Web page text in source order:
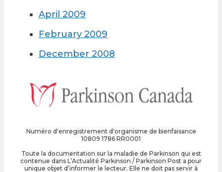
April 2009
February 2009
December 2008
Numéro d'enregistrement d'organisme de bienfaisance
10809 1786 RR0001
Toute la documentation sur la maladie de Parkinson qui est
contenue dans L’Actualité Parkinson / Parkinson Post a pour
unique objet d’informer le lecteur. Elle ne doit pas servir à